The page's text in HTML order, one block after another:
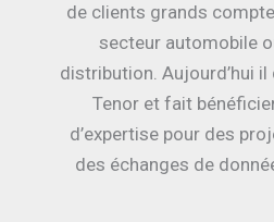
de clients grands
secteur automobile
distribution. Aujourd’hui il
Tenor et fait
d’expertise pour des
des échanges de